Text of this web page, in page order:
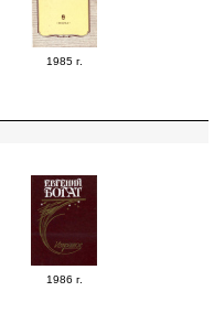
1985 г.
1986 г.